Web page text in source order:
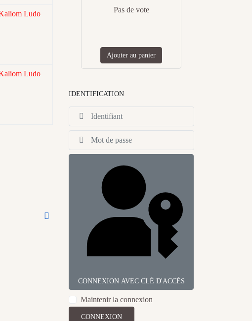
Ludo
Ludo
Pas de vote
Ajouter au panier
IDENTIFICATION
CONNEXION AVEC CLÉ D'ACCÈS
Maintenir la connexion
CONNEXION